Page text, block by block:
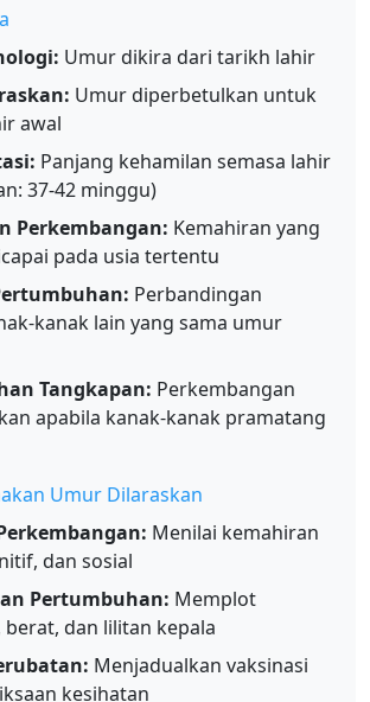
Umur dikira dari tarikh lahir
Umur diperbetulkan untuk
awal
Panjang kehamilan semasa lahir
37-42 minggu)
Perkembangan: Kemahiran yang
pada usia tertentu
Perbandingan
kanak lain yang sama umur
Tangkapan: Perkembangan
apabila kanak-kanak pramatang
Umur Dilaraskan
Menilai kemahiran
dan sosial
Pertumbuhan: Memplot
dan lilitan kepala
Menjadualkan vaksinasi
kesihatan